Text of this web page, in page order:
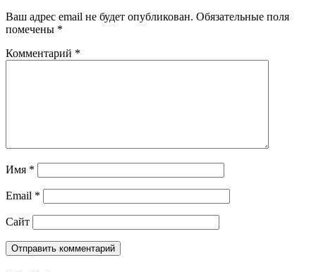
Ваш адрес email не будет опубликован. Обязательные поля
помечены *
Комментарий *
Имя *
Email *
Сайт